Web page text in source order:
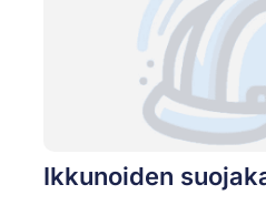
Ikkunoiden